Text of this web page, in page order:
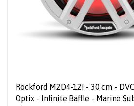
Rockford M2D4-12I - 30 cm - DVC 4 Ohm - Color
Optix - Infinite